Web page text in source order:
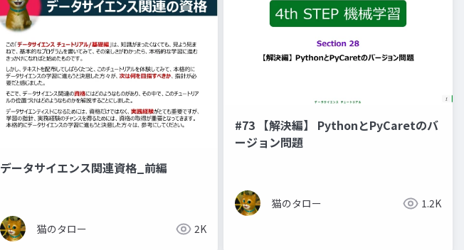
データサイエンス関連資格_前編
猫のタロー 2K
#73 【解決編】 PythonとPyCaretのバ
ージョン問題
猫のタロー 1.2K